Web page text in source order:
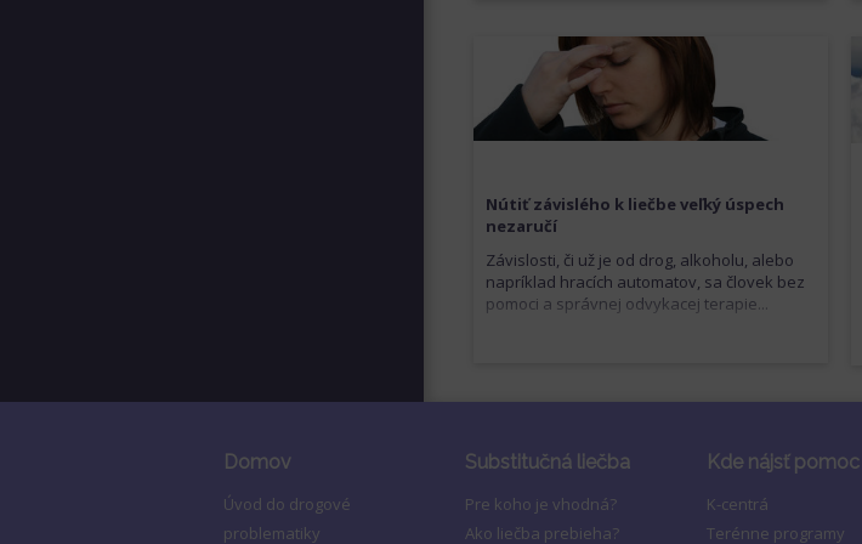
Nútiť závislého k liečbe veľký úspech
nezaručí
Závislosti, či už je od drog, alkoholu, alebo
napríklad hracích automatov, sa človek bez
pomoci a správnej odvykacej terapie...
Domov
Úvod do drogové
problematiky
Substitučná liečba
Pre koho je vhodná?
Ako liečba prebieha?
Kde nájsť pomoc
K-centrá
Terénne programy